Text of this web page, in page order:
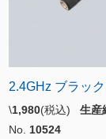
2.4GHz ブラッ
\1,980(税込) 生産
No. 10524